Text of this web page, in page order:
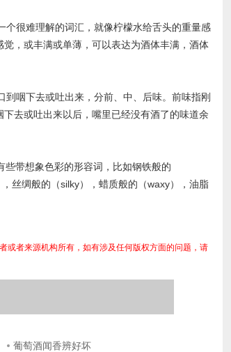
很难理解的词汇，就像柠檬水给舌头的重量感
，或丰满或单薄，可以表达为酒体丰满，酒体
咽下去或吐出来，分前、中、后味。前味指刚
去或吐出来以后，嘴里已经没有酒了的味道余
带想象色彩的形容词，比如钢铁般的
丝绸般的（silky），蜡质般的（waxy），油脂
或者来源机构所有，如有涉及任何版权方面的问题，请
葡萄酒闻香辨好坏